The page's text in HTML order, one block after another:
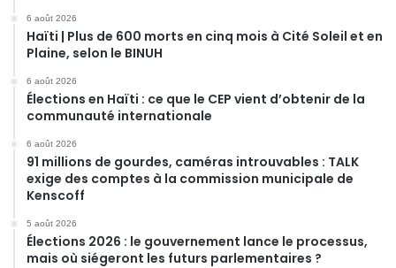
6 août 2026
Haïti | Plus de 600 morts en cinq mois à Cité Soleil et en
Plaine, selon le BINUH
6 août 2026
Élections en Haïti : ce que le CEP vient d’obtenir de la
communauté internationale
6 août 2026
91 millions de gourdes, caméras introuvables : TALK
exige des comptes à la commission municipale de
Kenscoff
5 août 2026
Élections 2026 : le gouvernement lance le processus,
mais où siégeront les futurs parlementaires ?